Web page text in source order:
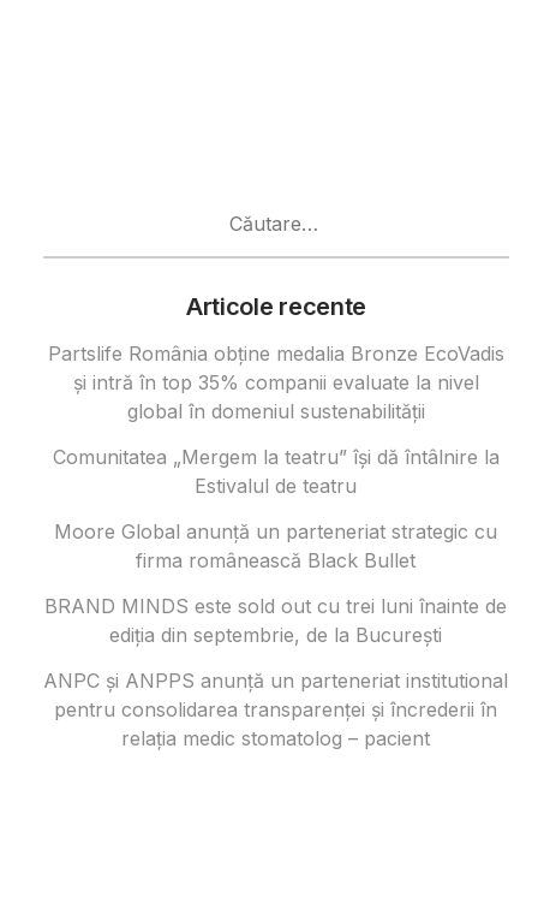
Articole recente
Partslife România obține medalia Bronze EcoVadis
și intră în top 35% companii evaluate la nivel
global în domeniul sustenabilității
Comunitatea „Mergem la teatru” își dă întâlnire la
Estivalul de teatru
Moore Global anunță un parteneriat strategic cu
firma românească Black Bullet
BRAND MINDS este sold out cu trei luni înainte de
ediția din septembrie, de la București
ANPC și ANPPS anunță un parteneriat institutional
pentru consolidarea transparenței și încrederii în
relația medic stomatolog – pacient